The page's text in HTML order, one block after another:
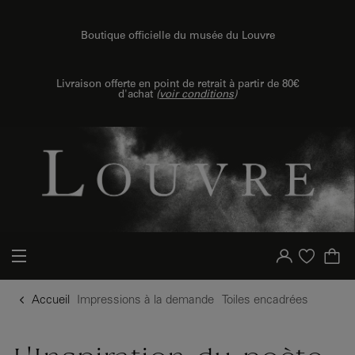
Boutique officielle du musée du Louvre
Livraison offerte en point de retrait à partir de 80€
d'achat (voir conditions)
Votre compte
Liste d'achat
Accueil Impressions à la demande Toiles encadrées
{{ new Intl.NumberFormat('fr').format(dimensions.legend.h) }} {{ dimensions.legend.unit }}